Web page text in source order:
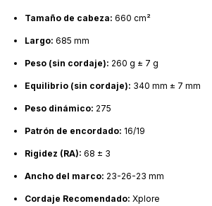
Tamaño de cabeza: 660 cm²
Largo: 685 mm
Peso (sin cordaje): 260 g ± 7 g
Equilibrio (sin cordaje): 340 mm ± 7 mm
Peso dinámico: 275
Patrón de encordado: 16/19
Rigidez (RA): 68 ± 3
Ancho del marco: 23-26-23 mm
Cordaje Recomendado: Xplore